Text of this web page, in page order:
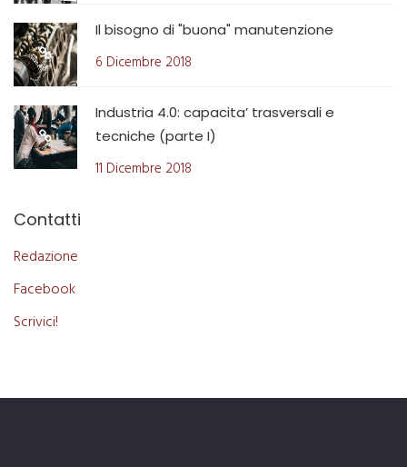
Il bisogno di "buona" manutenzione
6 Dicembre 2018
Industria 4.0: capacita’ trasversali e
tecniche (parte I)
11 Dicembre 2018
Contatti
Redazione
Facebook
Scrivici!